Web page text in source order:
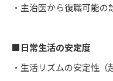
・主治医から復職可能
■日常生活の安定度
・生活リズムの安定性（